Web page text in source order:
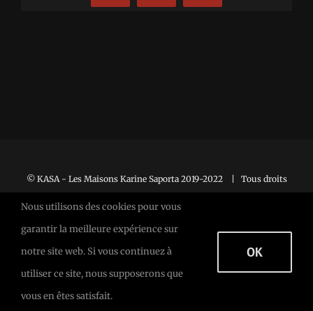
© KASA - Les Maisons Karine Saporta 2019-2022 | Tous droits
réservés |
Nous utilisons des cookies pour vous
garantir la meilleure expérience sur
notre site web. Si vous continuez à
utiliser ce site, nous supposerons que
vous en êtes satisfait.
OK